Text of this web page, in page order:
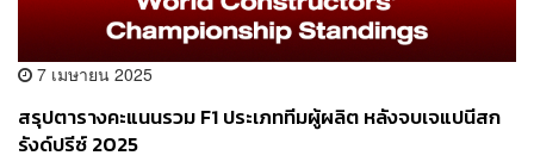
7 เมษายน 2025
สรุปตารางคะแนนรวม F1 ประเภททีมผู้ผลิต หลังจบเจแปนีสก
รังด์ปรีซ์ 2025